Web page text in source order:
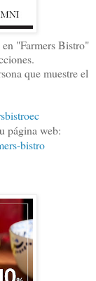
"Farmers Bistro"
que muestre el
página web:
bistro